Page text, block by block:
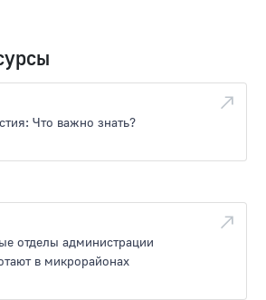
Что важно знать?
отделы администрации
в микрорайонах